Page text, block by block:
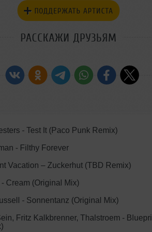
ПОДДЕРЖАТЬ АРТИСТА
РАССКАЖИ ДРУЗЬЯМ
- Test It (Paco Punk Remix)
- Filthy Forever
Vacation – Zuckerhut (TBD Remix)
Cream (Original Mix)
- Sonnentanz (Original Mix)
Fritz Kalkbrenner, Thalstroem -